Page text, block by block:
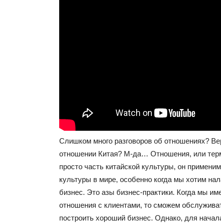
Слишком много разговоров об отношениях?
отношении Китая? М-да… Отношения, или
просто часть китайской культуры, он
культуры в мире, особенно когда мы хотим
бизнес. Это азы бизнес-практики. Когда мы
отношения с клиентами, то сможем
построить хороший бизнес. Однако, для